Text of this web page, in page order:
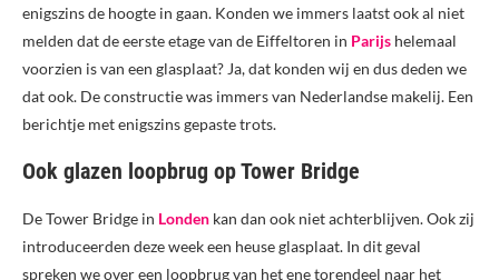
enigszins de hoogte in gaan. Konden we immers laatst ook al niet
melden dat de eerste etage van de Eiffeltoren in Parijs helemaal
voorzien is van een glasplaat? Ja, dat konden wij en dus deden we
dat ook. De constructie was immers van Nederlandse makelij. Een
berichtje met enigszins gepaste trots.
Ook glazen loopbrug op Tower Bridge
De Tower Bridge in Londen kan dan ook niet achterblijven. Ook zij
introduceerden deze week een heuse glasplaat. In dit geval
spreken we over een loopbrug van het ene torendeel naar het